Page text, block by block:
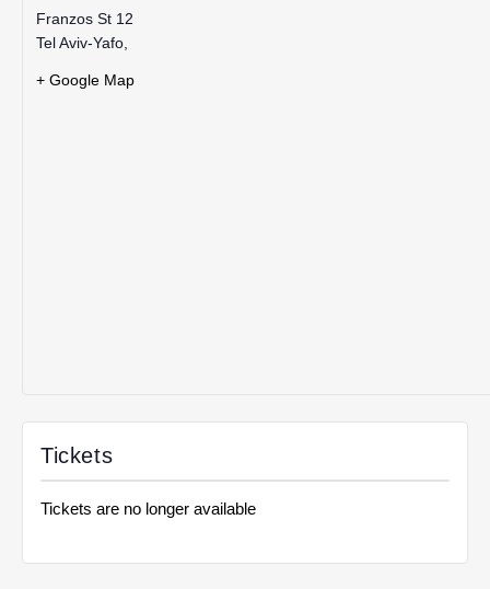
Franzos St 12
Tel Aviv-Yafo
+ Google Map
Tickets
Tickets are no longer available